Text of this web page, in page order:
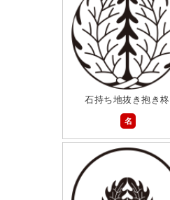
石持ち地抜き抱き柊
名